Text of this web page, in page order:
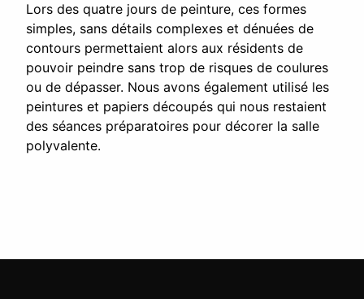
Lors des quatre jours de peinture, ces formes
simples, sans détails complexes et dénuées de
contours permettaient alors aux résidents de
pouvoir peindre sans trop de risques de coulures
ou de dépasser. Nous avons également utilisé les
peintures et papiers découpés qui nous restaient
des séances préparatoires pour décorer la salle
polyvalente.